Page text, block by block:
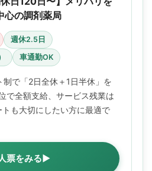
心の調剤薬局
週休2.5日
車通勤OK
で「2日全休＋1日半休」を
で全額支給、サービス残業は
も大切にしたい方に最適で
票をみる▶